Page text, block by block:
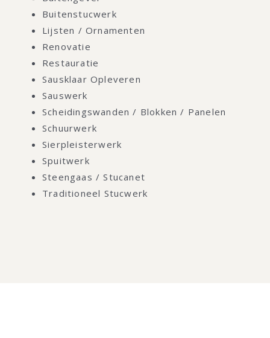
Buitenstucwerk
Lijsten / Ornamenten
Renovatie
Restauratie
Sausklaar Opleveren
Sauswerk
Scheidingswanden / Blokken / Panelen
Schuurwerk
Sierpleisterwerk
Spuitwerk
Steengaas / Stucanet
Traditioneel Stucwerk